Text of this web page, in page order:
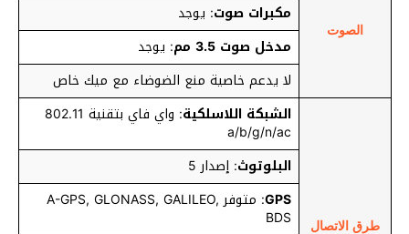
الصوت
مكبرات صوت: يوجد
مدخل صوت 3.5 مم
: يوجد
لا يدعم خاصية منع الضوضاء مع ميك خاص
طرق الاتصال
الشبكة اللاسلكية : واي فاي بتقنية 802.11
a/b/g/n/ac
البلوتوث: إصدار 5
GPS
: متوفر A-GPS, GLONASS, GALILEO,
BDS